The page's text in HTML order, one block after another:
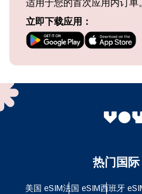
适用于您的首次应用内订单
立即下载应用：
热门国际
美国 eSIM法国 eSIM西班牙